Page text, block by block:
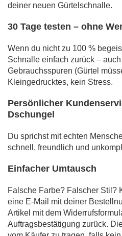
deiner neuen Gürtelschnalle.
30 Tage testen – ohne
Wenn du nicht zu 100 %
Schnalle einfach zurück –
Gebrauchsspuren (Gürtel
Kleingedrucktes, kein Stress.
Persönlicher
Dschungel
Du sprichst mit echten
schnell, freundlich und
Einfacher Umtausch
Falsche Farbe? Falscher Stil?
eine E-Mail mit deiner
Artikel mit dem
Auftragsbestätigung zurück.